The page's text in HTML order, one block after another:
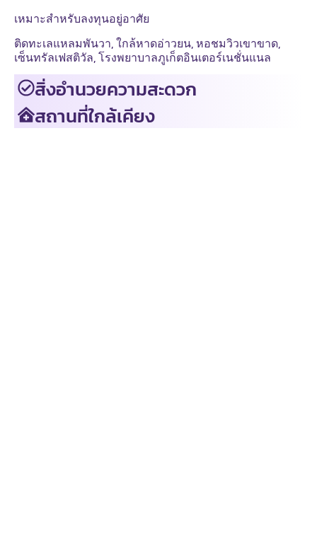
เหมาะสำหรับลงทุนอยู่อาศัย
ติดทะเลแหลมพันวา, ใกล้หาดอ่าวยน, หอชมวิวเขาขาด,
เซ็นทรัลเฟสติวัล, โรงพยาบาลภูเก็ตอินเตอร์เนชั่นแนล
สิ่งอำนวยความสะดวก
สถานที่ใกล้เคียง